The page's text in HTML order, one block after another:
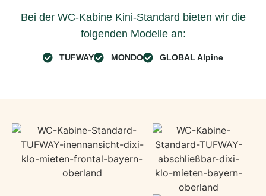
Bei der WC-Kabine Kini-Standard bieten wir die
folgenden Modelle an:
TUFWAY MONDO GLOBAL Alpine